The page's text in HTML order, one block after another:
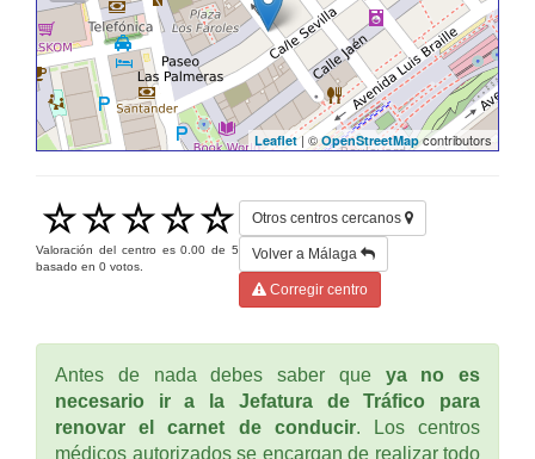
Leaflet| © OpenStreetMapcontributors
Valoración del centro es0.00 de5
basado en 0 votos.
Otros centros cercanos
Volver a Málaga
Corregir centro
Antes de nada debes saber que ya no es
necesario ir a la Jefatura de Tráfico para
renovar el carnet de conducir. Los centros
médicos autorizados se encargan de realizar todo